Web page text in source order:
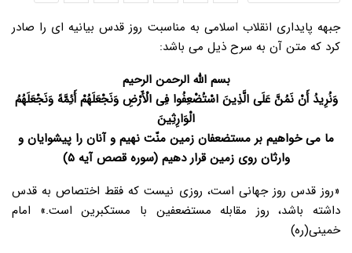
جبهه پایداری انقلاب اسلامی به مناسبت روز قدس بیانیه ای را صادر
کرد که متن آن به سرح ذیل می باشد:
بسم الله الرحمن الرحیم
وَنُرِیدُ أَنْ نَمُنَّ عَلَی الَّذِینَ اسْتُضْعِفُوا فِی الْأَرْضِ وَنَجْعَلَهُمْ أَئِمَّهً وَنَجْعَلَهُمُ
الْوَارِثِینَ
ما می خواهیم بر مستضعفان زمین منّت نهیم و آنان را پیشوایان و
وارثان روی زمین قرار دهیم (سوره قصص آیه ۵)
«روز قدس روز جهانی است، روزی نیست که فقط اختصاص به قدس
داشته باشد، روز مقابله مستضعفین با مستکبرین است.» امام
خمینی(ره)